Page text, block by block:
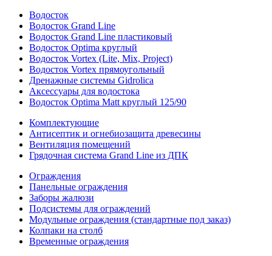
Водосток
Водосток Grand Line
Водосток Grand Line пластиковый
Водосток Optima круглый
Водосток Vortex (Lite, Mix, Project)
Водосток Vortex прямоугольный
Дренажные системы Gidrolica
Аксессуары для водостока
Водосток Optima Matt круглый 125/90
Комплектующие
Антисептик и огнебиозащита древесины
Вентиляция помещений
Грядочная система Grand Line из ДПК
Ограждения
Панельные ограждения
Заборы жалюзи
Подсистемы для ограждений
Модульные ограждения (стандартные под заказ)
Колпаки на столб
Временные ограждения